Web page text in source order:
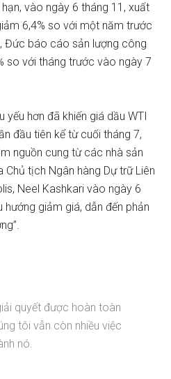
vào ngày 6 tháng 11, xuất
6,4% so với một năm trước
Đức báo cáo sản lượng công
so với tháng trước vào ngày 7
hơn đã khiến giá dầu WTI
đầu tiên kể từ cuối tháng 7,
nguồn cung từ các nhà sản
Chủ tịch Ngân hàng Dự trữ Liên
Neel Kashkari vào ngày 6
giảm giá, dẫn đến phản
quyết được hoàn toàn
tôi vẫn còn nhiều việc
nó.